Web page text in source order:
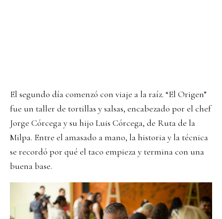
El segundo día comenzó con viaje a la raíz. “El Origen”
fue un taller de tortillas y salsas, encabezado por el chef
Jorge Córcega y su hijo Luis Córcega, de Ruta de la
Milpa. Entre el amasado a mano, la historia y la técnica
se recordó por qué el taco empieza y termina con una
buena base.